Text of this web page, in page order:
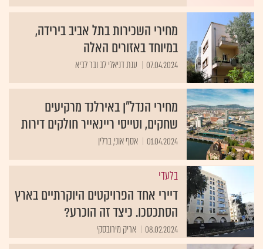
מחירי השכירות בתל אביב בירידה,
במיוחד באזורים האלה
07.04.2024 ענת דניאלי לב ובר לביא
מחירי הנדל"ן באירלנד מרקיעים
שחקים, וטייסי ריינאייר חולקים דירות
01.04.2024 אסף אוני, ברלין
בלעדי
דיירי אחד הפרויקטים היוקרתיים בארץ
הסתכסכו. כיצד זה הוכרע?
08.02.2024 אריק מירובסקי